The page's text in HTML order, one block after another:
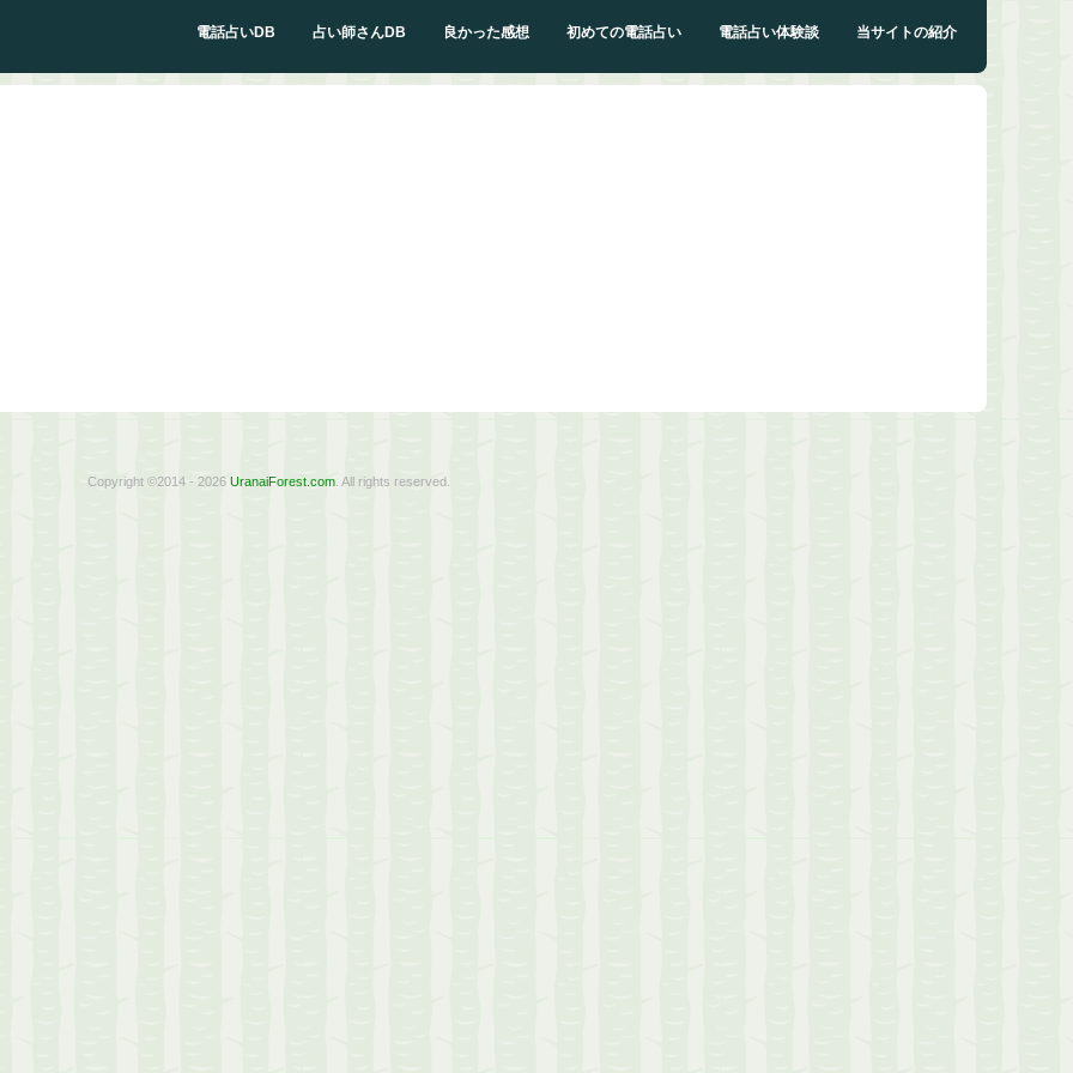
電話占いDB 占い師さんDB 良かった感想 初めての電話占い 電話占い体験談 当サイトの紹介
Copyright ©2014 - 2026 UranaiForest.com. All rights reserved.